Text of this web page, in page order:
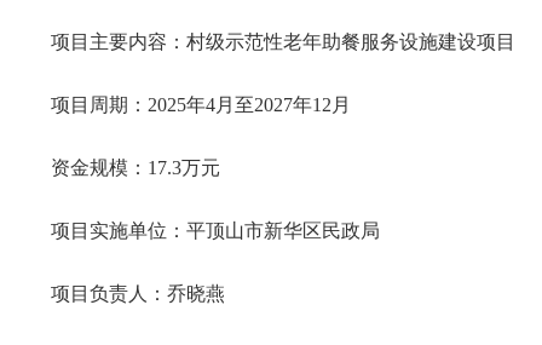
项目主要内容：村级示范性老年助餐服务设施建设项目
项目周期：2025年4月至2027年12月
资金规模：17.3万元
项目实施单位：平顶山市新华区民政局
项目负责人：乔晓燕